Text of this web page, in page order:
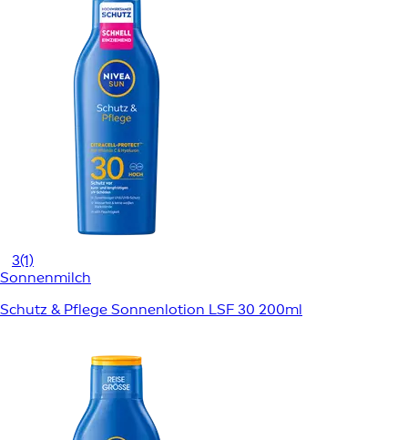
3(1)
Sonnenmilch
Schutz & Pflege Sonnenlotion LSF 30 200ml